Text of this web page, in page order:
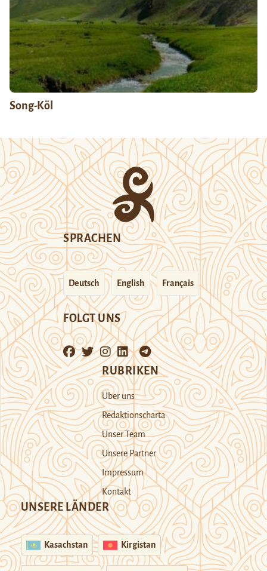
Song-Köl
SPRACHEN
Deutsch English Français
FOLGT UNS
RUBRIKEN
Über uns
Redaktionscharta
Unser Team
Unsere Partner
Impressum
Kontakt
UNSERE LÄNDER
Kasachstan Kirgistan